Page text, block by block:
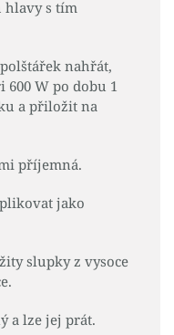
hlavy s tím
nahřát,
W po dobu 1
a přiložit na
příjemná.
jako
slupky z vysoce
a lze jej prát.